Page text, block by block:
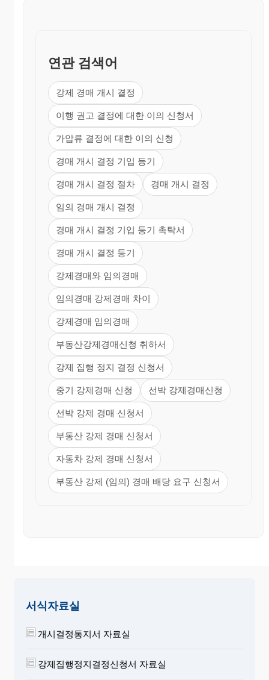
연관 검색어
강제 경매 개시 결정
이행 권고 결정에 대한 이의 신청서
가압류 결정에 대한 이의 신청
경매 개시 결정 기입 등기
경매 개시 결정 절차 경매 개시 결정
임의 경매 개시 결정
경매 개시 결정 기입 등기 촉탁서
경매 개시 결정 등기
강제경매와 임의경매
임의경매 강제경매 차이
강제경매 임의경매
부동산강제경매신청 취하서
강제 집행 정지 결정 신청서
중기 강제경매 신청 선박 강제경매신청
선박 강제 경매 신청서
부동산 강제 경매 신청서
자동차 강제 경매 신청서
부동산 강제 (임의) 경매 배당 요구 신청서
서식자료실
개시결정통지서 자료실
강제집행정지결정신청서 자료실